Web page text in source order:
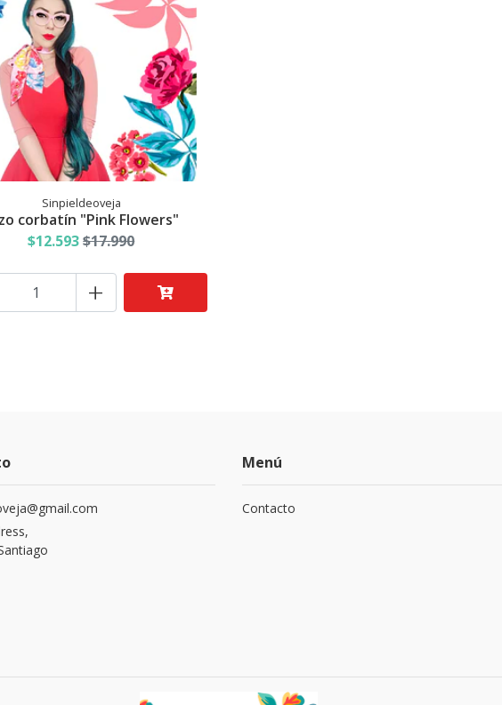
Sinpieldeoveja
corbatín "Pink Flowers"
$12.593$17.990
+
Menú
Contacto